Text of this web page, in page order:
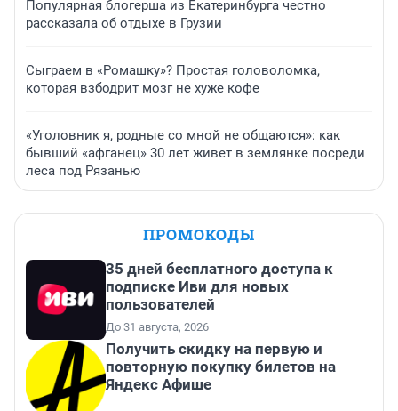
Популярная блогерша из Екатеринбурга честно
рассказала об отдыхе в Грузии
Сыграем в «Ромашку»? Простая головоломка,
которая взбодрит мозг не хуже кофе
«Уголовник я, родные со мной не общаются»: как
бывший «афганец» 30 лет живет в землянке посреди
леса под Рязанью
ПРОМОКОДЫ
35 дней бесплатного доступа к
подписке Иви для новых
пользователей
До 31 августа, 2026
Получить скидку на первую и
повторную покупку билетов на
Яндекс Афише